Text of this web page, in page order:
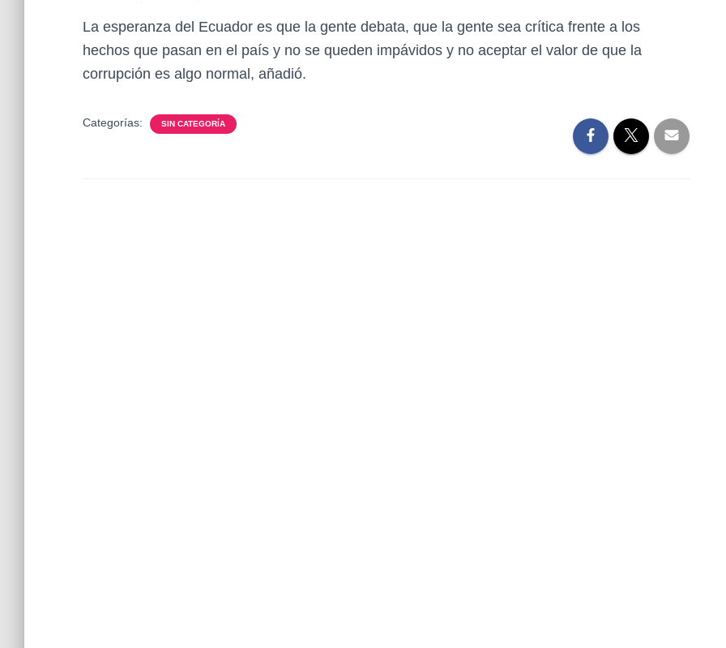
La esperanza del Ecuador es que la gente debata, que la gente sea crítica frente a los
hechos que pasan en el país y no se queden impávidos y no aceptar el valor de que la
corrupción es algo normal, añadió.
Categorías: SIN CATEGORÍA